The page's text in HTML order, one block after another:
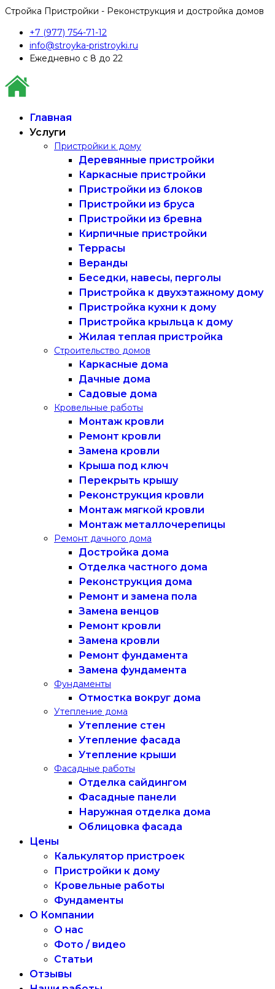
Стройка Пристройки - Реконструкция и достройка домов
+7 (977) 754-71-12
info@stroyka-pristroyki.ru
Ежедневно с 8 до 22
Главная
Услуги
Пристройки к дому
Деревянные пристройки
Каркасные пристройки
Пристройки из блоков
Пристройки из бруса
Пристройки из бревна
Кирпичные пристройки
Террасы
Веранды
Беседки, навесы, перголы
Пристройка к двухэтажному дому
Пристройка кухни к дому
Пристройка крыльца к дому
Жилая теплая пристройка
Строительство домов
Каркасные дома
Дачные дома
Садовые дома
Кровельные работы
Монтаж кровли
Ремонт кровли
Замена кровли
Крыша под ключ
Перекрыть крышу
Реконструкция кровли
Монтаж мягкой кровли
Монтаж металлочерепицы
Ремонт дачного дома
Достройка дома
Отделка частного дома
Реконструкция дома
Ремонт и замена пола
Замена венцов
Ремонт кровли
Замена кровли
Ремонт фундамента
Замена фундамента
Фундаменты
Отмостка вокруг дома
Утепление дома
Утепление стен
Утепление фасада
Утепление крыши
Фасадные работы
Отделка сайдингом
Фасадные панели
Наружная отделка дома
Облицовка фасада
Цены
Калькулятор пристроек
Пристройки к дому
Кровельные работы
Фундаменты
О Компании
О нас
Фото / видео
Статьи
Отзывы